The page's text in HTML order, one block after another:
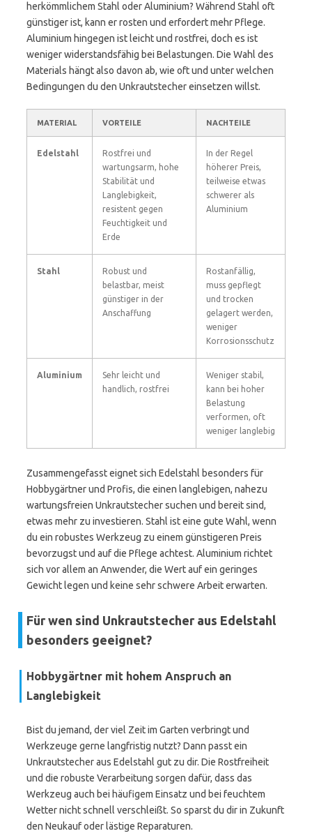
herkömmlichem Stahl oder Aluminium? Während Stahl oft
günstiger ist, kann er rosten und erfordert mehr Pflege.
Aluminium hingegen ist leicht und rostfrei, doch es ist
weniger widerstandsfähig bei Belastungen. Die Wahl des
Materials hängt also davon ab, wie oft und unter welchen
Bedingungen du den Unkrautstecher einsetzen willst.
MATERIAL VORTEILE NACHTEILE
Edelstahl
Rostfrei und
wartungsarm, hohe
Stabilität und
Langlebigkeit,
resistent gegen
Feuchtigkeit und
Erde
In der Regel
höherer Preis,
teilweise etwas
schwerer als
Aluminium
Stahl
Robust und
belastbar, meist
günstiger in der
Anschaffung
Rostanfällig,
muss gepflegt
und trocken
gelagert werden,
weniger
Korrosionsschutz
Aluminium
Sehr leicht und
handlich, rostfrei
Weniger stabil,
kann bei hoher
Belastung
verformen, oft
weniger langlebig
Zusammengefasst eignet sich Edelstahl besonders für
Hobbygärtner und Profis, die einen langlebigen, nahezu
wartungsfreien Unkrautstecher suchen und bereit sind,
etwas mehr zu investieren. Stahl ist eine gute Wahl, wenn
du ein robustes Werkzeug zu einem günstigeren Preis
bevorzugst und auf die Pflege achtest. Aluminium richtet
sich vor allem an Anwender, die Wert auf ein geringes
Gewicht legen und keine sehr schwere Arbeit erwarten.
Für wen sind Unkrautstecher aus Edelstahl
besonders geeignet?
Hobbygärtner mit hohem Anspruch an
Langlebigkeit
Bist du jemand, der viel Zeit im Garten verbringt und
Werkzeuge gerne langfristig nutzt? Dann passt ein
Unkrautstecher aus Edelstahl gut zu dir. Die Rostfreiheit
und die robuste Verarbeitung sorgen dafür, dass das
Werkzeug auch bei häufigem Einsatz und bei feuchtem
Wetter nicht schnell verschleißt. So sparst du dir in Zukunft
den Neukauf oder lästige Reparaturen.